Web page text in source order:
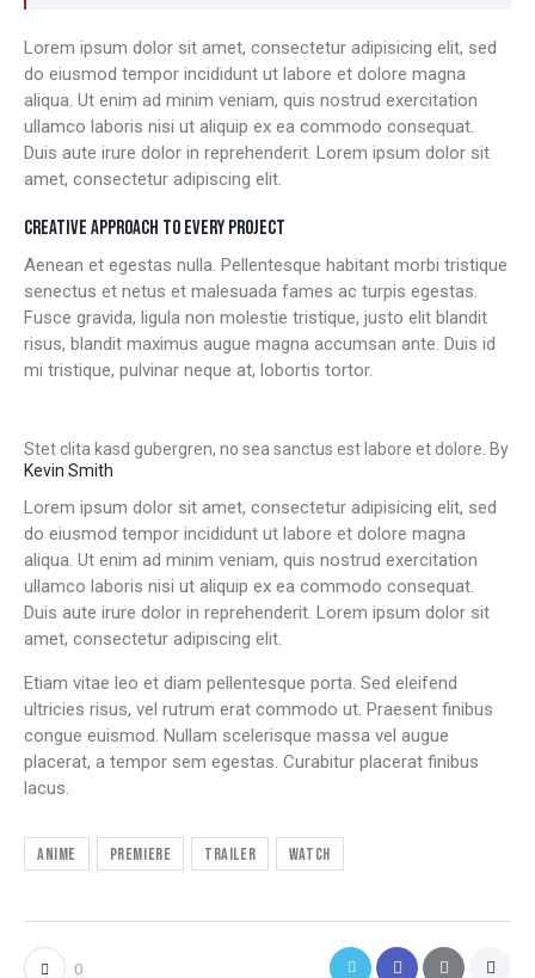
Lorem ipsum dolor sit amet, consectetur adipisicing elit, sed
do eiusmod tempor incididunt ut labore et dolore magna
aliqua. Ut enim ad minim veniam, quis nostrud exercitation
ullamco laboris nisi ut aliquip ex ea commodo consequat.
Duis aute irure dolor in reprehenderit. Lorem ipsum dolor sit
amet, consectetur adipiscing elit.
CREATIVE APPROACH TO EVERY PROJECT
Aenean et egestas nulla. Pellentesque habitant morbi tristique
senectus et netus et malesuada fames ac turpis egestas.
Fusce gravida, ligula non molestie tristique, justo elit blandit
risus, blandit maximus augue magna accumsan ante. Duis id
mi tristique, pulvinar neque at, lobortis tortor.
Stet clita kasd gubergren, no sea sanctus est labore et dolore. By
Kevin Smith
Lorem ipsum dolor sit amet, consectetur adipisicing elit, sed
do eiusmod tempor incididunt ut labore et dolore magna
aliqua. Ut enim ad minim veniam, quis nostrud exercitation
ullamco laboris nisi ut aliquip ex ea commodo consequat.
Duis aute irure dolor in reprehenderit. Lorem ipsum dolor sit
amet, consectetur adipiscing elit.
Etiam vitae leo et diam pellentesque porta. Sed eleifend
ultricies risus, vel rutrum erat commodo ut. Praesent finibus
congue euismod. Nullam scelerisque massa vel augue
placerat, a tempor sem egestas. Curabitur placerat finibus
lacus.
Anime Premiere Trailer Watch
0